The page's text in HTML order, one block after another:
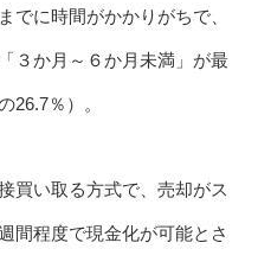
でに時間がかかりがちで、
３か月～６か月未満」が最
26.7％）。
買い取る方式で、売却がス
間程度で現金化が可能とさ